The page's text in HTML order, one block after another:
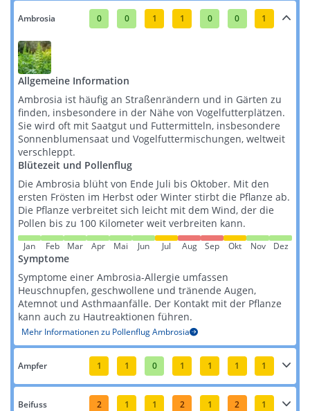
Ambrosia 0 0 1 1 0 0 1
Allgemeine Information
Ambrosia ist häufig an Straßenrändern und in Gärten zu
finden, insbesondere in der Nähe von Vogelfutterplätzen.
Sie wird oft mit Saatgut und Futtermitteln, insbesondere
Sonnenblumensaat und Vogelfuttermischungen, weltweit
verschleppt​​​​.
Blütezeit und Pollenflug
Die Ambrosia blüht von Ende Juli bis Oktober. Mit den
ersten Frösten im Herbst oder Winter stirbt die Pflanze ab.
Die Pflanze verbreitet sich leicht mit dem Wind, der die
Pollen bis zu 100 Kilometer weit verbreiten kann​​.
Jan Feb Mar Apr Mai Jun Jul Aug Sep Okt Nov Dez
Symptome
Symptome einer Ambrosia-Allergie umfassen
Heuschnupfen, geschwollene und tränende Augen,
Atemnot und Asthmaanfälle. Der Kontakt mit der Pflanze
kann auch zu Hautreaktionen führen​​.
Mehr Informationen zu Pollenflug Ambrosia
Ampfer 1 1 0 1 1 1 1
Beifuss 2 1 1 2 1 2 1